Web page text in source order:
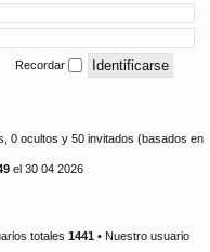
Recordar
0 ocultos y 50 invitados (basados en
el 30 04 2026
totales 1441 • Nuestro usuario